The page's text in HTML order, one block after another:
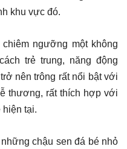
khu vực đó.
ngưỡng một không
trẻ trung, năng động
nên trông rất nổi bật với
thương, rất thích hợp với
tại.
chậu sen đá bé nhỏ